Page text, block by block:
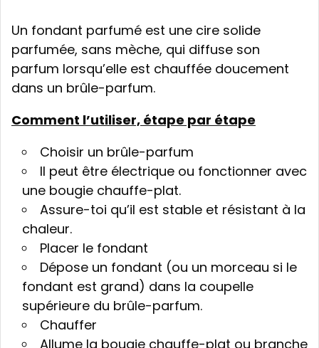
Un fondant parfumé est une cire solide
parfumée, sans mèche, qui diffuse son
parfum lorsqu’elle est chauffée doucement
dans un brûle-parfum.
Comment l’utiliser, étape par étape
Choisir un brûle-parfum
Il peut être électrique ou fonctionner avec
une bougie chauffe-plat.
Assure-toi qu’il est stable et résistant à la
chaleur.
Placer le fondant
Dépose un fondant (ou un morceau si le
fondant est grand) dans la coupelle
supérieure du brûle-parfum.
Chauffer
Allume la bougie chauffe-plat ou branche